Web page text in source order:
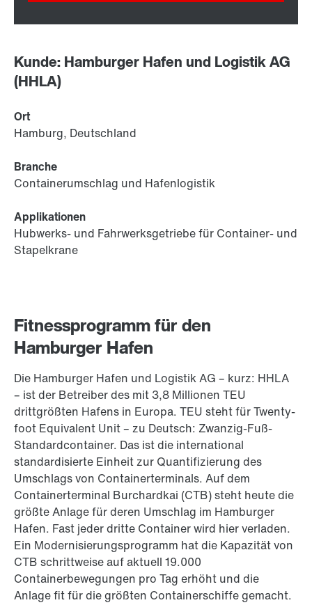
Kunde: Hamburger Hafen und Logistik AG
(HHLA)
Ort
Hamburg, Deutschland
Branche
Containerumschlag und Hafenlogistik
Applikationen
Hubwerks- und Fahrwerksgetriebe für Container- und
Stapelkrane
Fitnessprogramm für den
Hamburger Hafen
Die Hamburger Hafen und Logistik AG – kurz: HHLA
– ist der Betreiber des mit 3,8 Millionen TEU
drittgrößten Hafens in Europa. TEU steht für Twenty-
foot Equivalent Unit – zu Deutsch: Zwanzig-Fuß-
Standardcontainer. Das ist die international
standardisierte Einheit zur Quantifizierung des
Umschlags von Containerterminals. Auf dem
Containerterminal Burchardkai (CTB) steht heute die
größte Anlage für deren Umschlag im Hamburger
Hafen. Fast jeder dritte Container wird hier verladen.
Ein Modernisierungsprogramm hat die Kapazität von
CTB schrittweise auf aktuell 19.000
Containerbewegungen pro Tag erhöht und die
Anlage fit für die größten Containerschiffe gemacht.